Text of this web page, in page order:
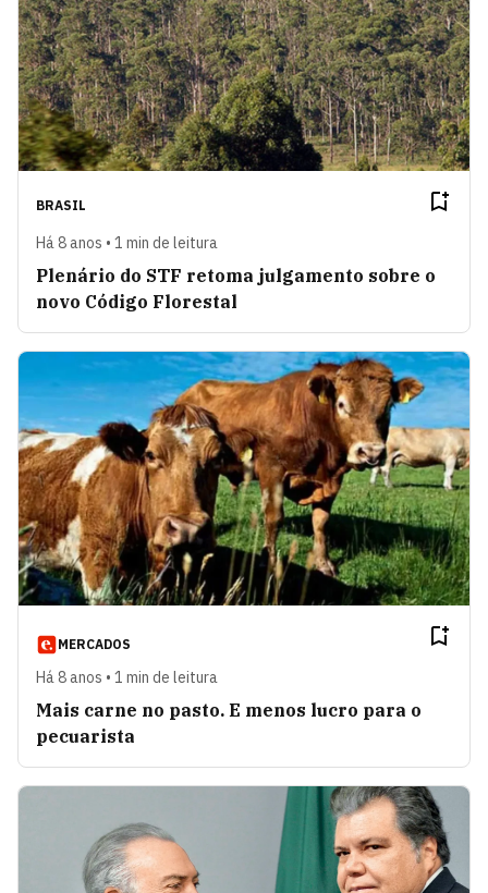
BRASIL
Há 8 anos • 1 min de leitura
Plenário do STF retoma julgamento sobre o
novo Código Florestal
MERCADOS
Há 8 anos • 1 min de leitura
Mais carne no pasto. E menos lucro para o
pecuarista